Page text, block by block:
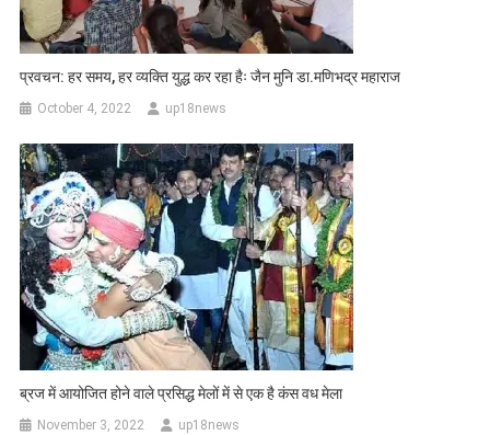
प्रवचन: हर समय, हर व्यक्ति युद्ध कर रहा हैः जैन मुनि डा.मणिभद्र महाराज
October 4, 2022 up18news
ब्रज में आयोजित होने वाले प्रसिद्ध मेलों में से एक है कंस वध मेला
November 3, 2022 up18news